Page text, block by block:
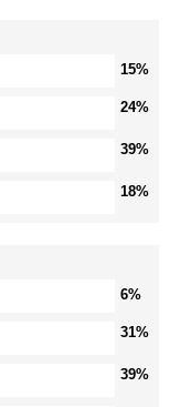
15%
24%
39%
18%
6%
31%
39%